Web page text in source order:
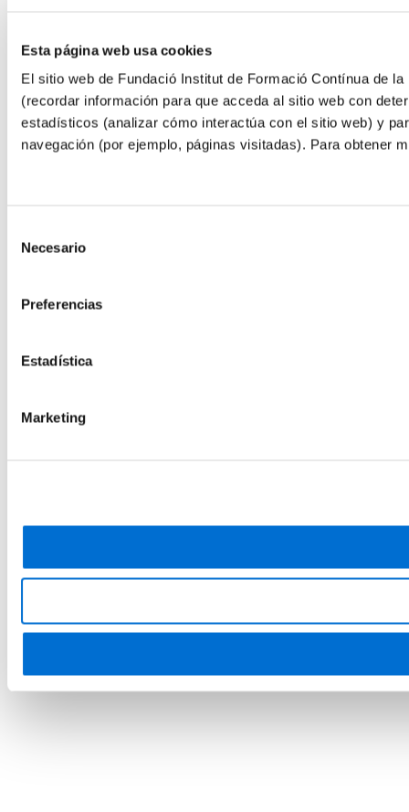
Esta página web usa cookies
El sitio web de Fundació Institut de Formació Contínua de
(recordar información para que acceda al sitio web con
estadísticos (analizar cómo interactúa con el sitio web) y
navegación (por ejemplo, páginas visitadas). Para obtener
Necesario
Preferencias
Estadística
Marketing